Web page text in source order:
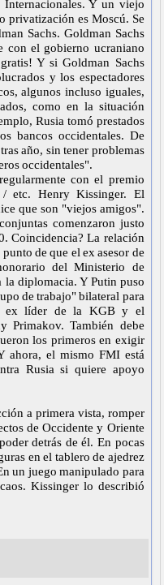
Y un viejo
privatización es Moscú. Se
Sachs. Goldman Sachs
con el gobierno ucraniano
Y si Goldman Sachs
y los espectadores
algunos incluso iguales,
como en la situación
Rusia tomó prestados
bancos occidentales. De
año, sin tener problemas
occidentales".
con el premio
etc. Henry Kissinger. El
que son "viejos amigos".
comenzaron justo
Coincidencia? La relación
de que el ex asesor de
del Ministerio de
la diplomacia. Y Putin puso
de trabajo" bilateral para
ex líder de la KGB y el
Primakov. También debe
los primeros en exigir
ahora, el mismo FMI está
Rusia si quiere apoyo
a primera vista, romper
de Occidente y Oriente
detrás de él. En pocas
en el tablero de ajedrez
un juego manipulado para
Kissinger lo describió